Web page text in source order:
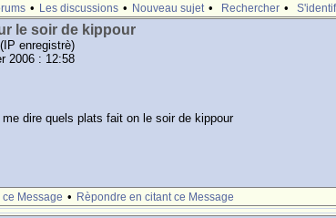
• Les discussions • Nouveau sujet • Rechercher •
le soir de kippour
(IP enregistrè)
2006 : 12:58
dire quels plats fait on le soir de kippour
Message • Rèpondre en citant ce Message